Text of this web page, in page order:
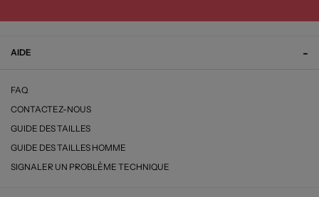
AIDE
FAQ
CONTACTEZ-NOUS
GUIDE DES TAILLES
GUIDE DES TAILLES HOMME
SIGNALER UN PROBLÈME TECHNIQUE